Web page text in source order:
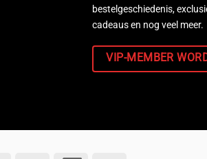
bestelgeschiedenis,
cadeaus en nog veel meer.
VIP-MEMBER